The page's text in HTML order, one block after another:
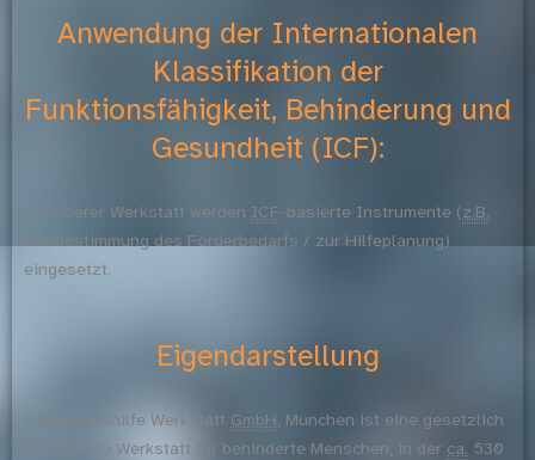
Anwendung der Internationalen
Klassifikation der
Funktionsfähigkeit, Behinderung und
Gesundheit (ICF):
In unserer Werkstatt werden ICF-basierte Instrumente (z.B.
zur Bestimmung des Förderbedarfs / zur Hilfeplanung)
eingesetzt.
Eigendarstellung
Die Lebenshilfe Werkstatt GmbH, München ist eine gesetzlich
anerkannte Werkstatt für behinderte Menschen, in der ca. 530